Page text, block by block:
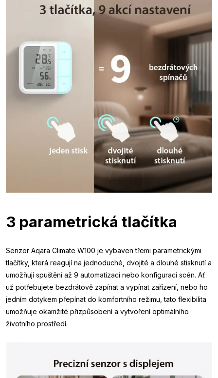
3 parametrická tlačítka
Senzor Aqara Climate W100 je vybaven třemi parametrickými
tlačítky, která reagují na jednoduché, dvojité a dlouhé stisknutí a
umožňují spuštění až 9 automatizací nebo konfigurací scén. Ať
už potřebujete bezdrátově zapínat a vypínat zařízení, nebo ho
jedním dotykem přepínat do komfortního režimu, tato flexibilita
umožňuje okamžité přizpůsobení a vytvoření optimálního
životního prostředí.